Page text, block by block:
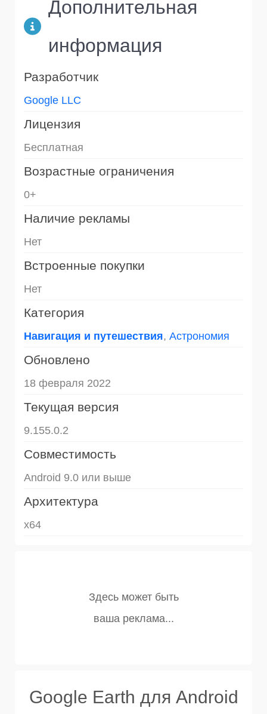
Дополнительная
информация
Разработчик
Google LLC
Лицензия
Бесплатная
Возрастные ограничения
0+
Наличие рекламы
Нет
Встроенные покупки
Нет
Категория
Навигация и путешествия, Астрономия
Обновлено
18 февраля 2022
Текущая версия
9.155.0.2
Совместимость
Android 9.0 или выше
Архитектура
x64
Google Earth для Android